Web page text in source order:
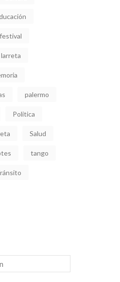
festival
larreta
palermo
Politica
Salud
tango